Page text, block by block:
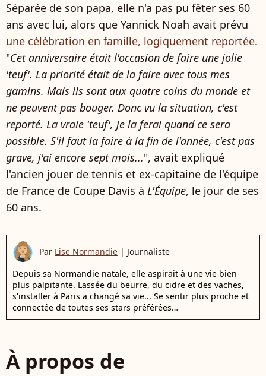
Séparée de son papa, elle n'a pas pu fêter ses 60
ans avec lui, alors que Yannick Noah avait prévu
une célébration en famille, logiquement reportée.
"Cet anniversaire était l'occasion de faire une jolie
'teuf'. La priorité était de la faire avec tous mes
gamins. Mais ils sont aux quatre coins du monde et
ne peuvent pas bouger. Donc vu la situation, c'est
reporté. La vraie 'teuf', je la ferai quand ce sera
possible. S'il faut la faire à la fin de l'année, c'est pas
grave, j'ai encore sept mois...", avait expliqué
l'ancien jouer de tennis et ex-capitaine de l'équipe
de France de Coupe Davis à L'Équipe, le jour de ses
60 ans.
Par Lise Normandie | Journaliste
Depuis sa Normandie natale, elle aspirait à une vie bien
plus palpitante. Lassée du beurre, du cidre et des vaches,
s'installer à Paris a changé sa vie... Se sentir plus proche et
connectée de toutes ses stars préférées…
À propos de